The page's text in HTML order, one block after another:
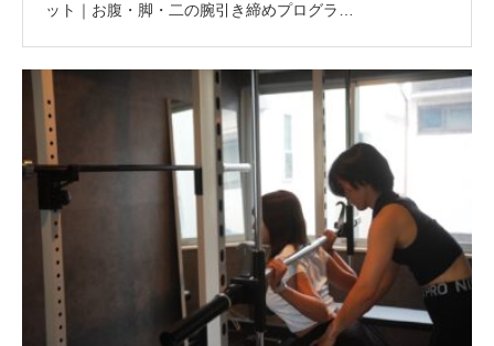
ット｜お腹・脚・二の腕引き締めプログラ…